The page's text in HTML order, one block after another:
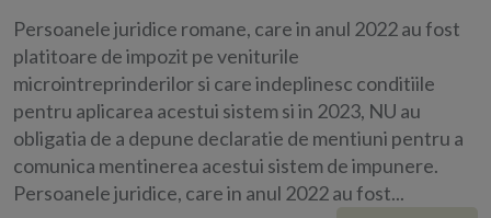
Persoanele juridice romane, care in anul 2022 au fost
platitoare de impozit pe veniturile
microintreprinderilor si care indeplinesc conditiile
pentru aplicarea acestui sistem si in 2023, NU au
obligatia de a depune declaratie de mentiuni pentru a
comunica mentinerea acestui sistem de impunere.
Persoanele juridice, care in anul 2022 au fost...